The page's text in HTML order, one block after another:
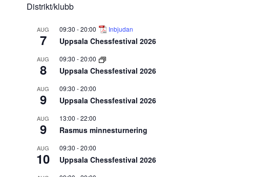
Distrikt/klubb
AUG
7
09:30 -20:00 Inbjudan
Uppsala Chessfestival 2026
AUG
8
09:30 -20:00
Uppsala Chessfestival 2026
AUG
9
09:30 -20:00
Uppsala Chessfestival 2026
AUG
9
13:00 -22:00
Rasmus minnesturnering
AUG
10
09:30 -20:00
Uppsala Chessfestival 2026